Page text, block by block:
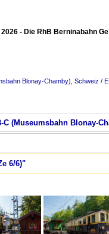
- Die RhB Berninabahn
Blonay-Chamby) Schweiz /
(Museumsbahn Blonay-
6/6)"